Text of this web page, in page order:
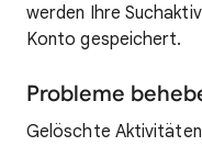
werden Ihre
Konto gespeichert.
Probleme
Gelöschte